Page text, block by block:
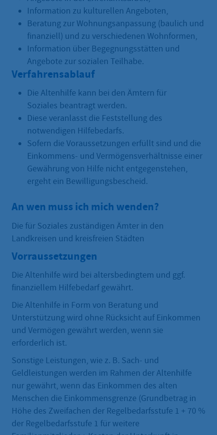
Information zu kulturellen Angeboten,
Beratung zur Wohnungsanpassung (baulich und
finanziell) und zu verschiedenen Wohnformen,
Information über Begegnungsstätten und
Angebote zur sozialen Teilhabe.
Verfahrensablauf
Die Altenhilfe kann bei den Ämtern für
Soziales beantragt werden.
Diese veranlasst die Feststellung des
notwendigen Hilfebedarfs.
Sofern die Voraussetzungen erfüllt sind und die
Einkommens- und Vermögensverhältnisse einer
Gewährung von Hilfe nicht entgegenstehen,
ergeht ein Bewilligungsbescheid.
An wen muss ich mich wenden?
Die für Soziales zuständigen Ämter in den
Landkreisen und kreisfreien Städten
Vorraussetzungen
Die Altenhilfe wird bei altersbedingtem und ggf.
finanziellem Hilfebedarf gewährt.
Die Altenhilfe in Form von Beratung und
Unterstützung wird ohne Rücksicht auf Einkommen
und Vermögen gewährt werden, wenn sie
erforderlich ist.
Sonstige Leistungen, wie z. B. Sach- und
Geldleistungen werden im Rahmen der Altenhilfe
nur gewährt, wenn das Einkommen des alten
Menschen die Einkommensgrenze (Grundbetrag in
Höhe des Zweifachen der Regelbedarfsstufe 1 + 70 %
der Regelbedarfsstufe 1 für weitere